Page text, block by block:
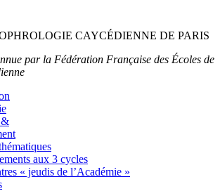
CAYCÉDIENNE DE PARIS
par la Fédération Française des Écoles de
&
aux 3 cycles
« jeudis de l’Académie »